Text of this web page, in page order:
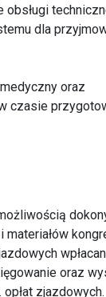
obsługi
dla
oraz
czasie
materiałów
oraz
zjazdowych.